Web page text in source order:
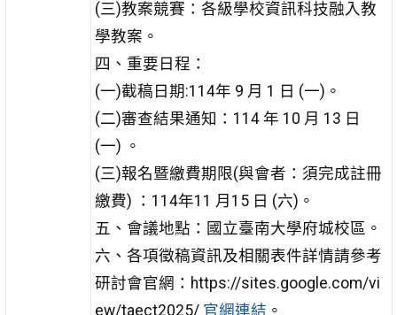
(三)教案競賽：各級學校資訊科技融入教
學教案。
四、重要日程：
(一)截稿日期:114年 9 月 1 日 (一)。
(二)審查結果通知：114 年 10 月 13 日
(一) 。
(三)報名暨繳費期限(與會者：須完成註冊
繳費) ：114年11 月15 日 (六)。
五、會議地點：國立臺南大學府城校區。
六、各項徵稿資訊及相關表件詳情請參考
研討會官網：https://sites.google.com/vi
ew/taect2025/ 官網連結 。